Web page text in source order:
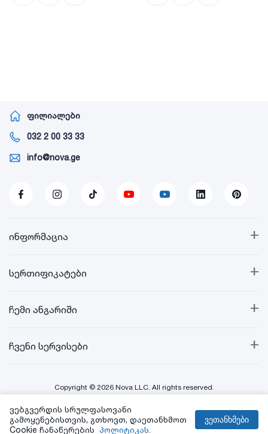
ფილიალები
032 2 00 33 33
info@nova.ge
+
ინფორმაცია
+
სერთიფიკატები
+
ჩემი ანგარიში
+
ჩვენი სერვისები
Copyright © 2026 Nova LLC. All rights reserved.
Created By:
ვებგვერდის სრულფასოვანი
გამოყენებისთვის, გთხოვთ, დაეთანხმოთ
Cookie ჩანაწერების პოლიტიკას.
ვეთანხმები